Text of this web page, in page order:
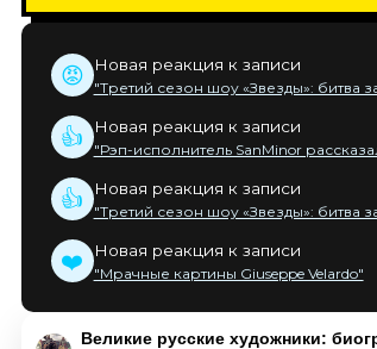
😡 Новая реакция к записи
"Третий сезон шоу «Звезды»: битва
👍 Новая реакция к записи
"Рэп-исполнитель SanMinor
👍 Новая реакция к записи
"Третий сезон шоу «Звезды»: битва
❤️ Новая реакция к записи
"Мрачные картины Giuseppe Velardo"
Великие русские художники: